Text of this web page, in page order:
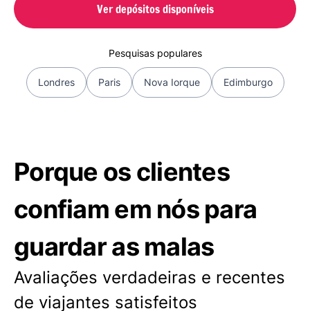
Ver depósitos disponíveis
Pesquisas populares
Londres Paris Nova Iorque Edimburgo
Porque os clientes
confiam em nós para
guardar as malas
Avaliações verdadeiras e recentes
de viajantes satisfeitos